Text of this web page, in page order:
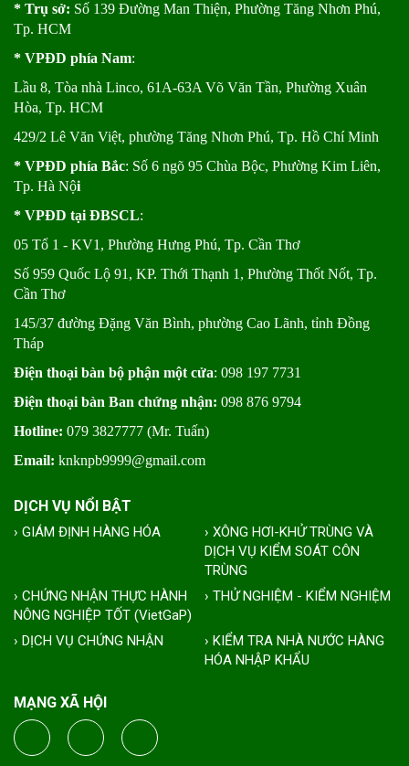
* Trụ sở: Số 139 Đường Man Thiện, Phường Tăng Nhơn Phú,
Tp. HCM
* VPĐD phía Nam:
Lầu 8, Tòa nhà Linco, 61A-63A Võ Văn Tần, Phường Xuân
Hòa, Tp. HCM
429/2 Lê Văn Việt, phường Tăng Nhơn Phú, Tp. Hồ Chí Minh
* VPĐD phía Bắc: Số 6 ngõ 95 Chùa Bộc, Phường Kim Liên,
Tp. Hà Nội
* VPĐD tại ĐBSCL:
05 Tổ 1 - KV1, Phường Hưng Phú, Tp. Cần Thơ
Số 959 Quốc Lộ 91, KP. Thới Thạnh 1, Phường Thốt Nốt, Tp.
Cần Thơ
145/37 đường Đặng Văn Bình, phường Cao Lãnh, tỉnh Đồng
Tháp
Điện thoại bàn bộ phận một cửa: 098 197 7731
Điện thoại bàn Ban chứng nhận: 098 876 9794
Hotline: 079 3827777 (Mr. Tuấn)
Email: knknpb9999@gmail.com
DỊCH VỤ NỔI BẬT
› DỊCH VỤ CHỨNG NHẬN
› KIỂM TRA NHÀ NƯỚC HÀNG
HÓA NHẬP KHẨU
› CHỨNG NHẬN THỰC HÀNH
NÔNG NGHIỆP TỐT (VietGaP)
› THỬ NGHIỆM - KIỂM NGHIỆM
› GIÁM ĐỊNH HÀNG HÓA
› XÔNG HƠI-KHỬ TRÙNG VÀ
DỊCH VỤ KIỂM SOÁT CÔN
TRÙNG
MẠNG XÃ HỘI